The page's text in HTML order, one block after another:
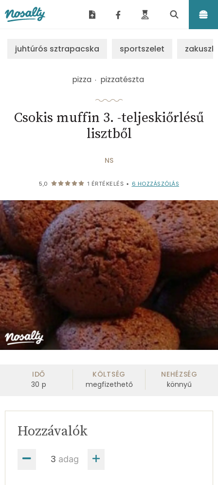
juhtúrós sztrapacska sportszelet
pizza pizzatészta
Csokis muffin 3. -teljeskiőrlésű
lisztből
NS
5,0 1 ÉRTÉKELÉS • 6 HOZZÁSZÓLÁS
IDŐ
30 p
KÖLTSÉG
megfizethető
NEHÉZSÉG
könnyű
adag
Hozzávalók